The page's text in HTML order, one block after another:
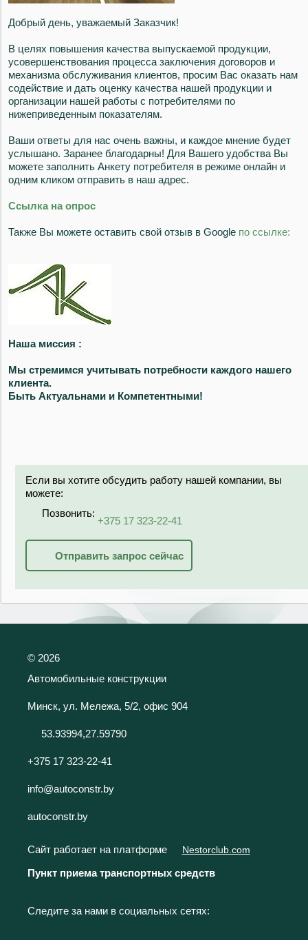
Добрый день, уважаемый Заказчик!
В целях повышения качества выпускаемой продукции,
усовершенствования процесса заключения договоров и
механизма обслуживания клиентов, просим Вас оказать нам
содействие и дать оценку качества нашей продукции и
организации нашей работы с потребителями по
нижеприведенным показателям.
Ваши ответы для нас очень важны, и каждое мнение будет
услышано. Заранее благодарны! Для Вашего удобства Вы
можете заполнить Анкету потребителя в режиме онлайн и
одним кликом отправить в наш адрес.
Ссылка на опрос
Также Вы можете оставить свой отзыв в Google по ссылке:
Наша миссия :
Мы стремимся учитывать потребности каждого нашего
клиента.
Быть Актуальнами и Компетентными!
Если вы хотите обсудить работу нашей компании, вы
можете:
Позвонить:
+375 17 323-22-41
Отправить запрос сейчас
© 2026
Автомобильные конструкции
Минск, ул. Мележа, 5/2, офис 904
53.93994,27.59790
+375 17 323-22-41
info@autoconstr.by
autoconstr.by
Сайт работает на платформе Nestorclub.com
Пункт приема транспортных средств
Следите за нами в социальных сетях: